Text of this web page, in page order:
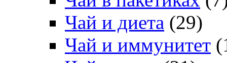
Чай и диета (29)
Чай и иммунитет